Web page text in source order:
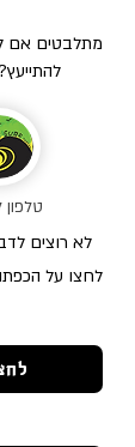
מתלבטים אם
טלפון
לא רוצים
לחצו על